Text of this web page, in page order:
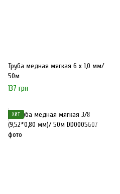
Труба медная мягкая 6 х 1,0 мм/
50м
137 грн
ХИТ